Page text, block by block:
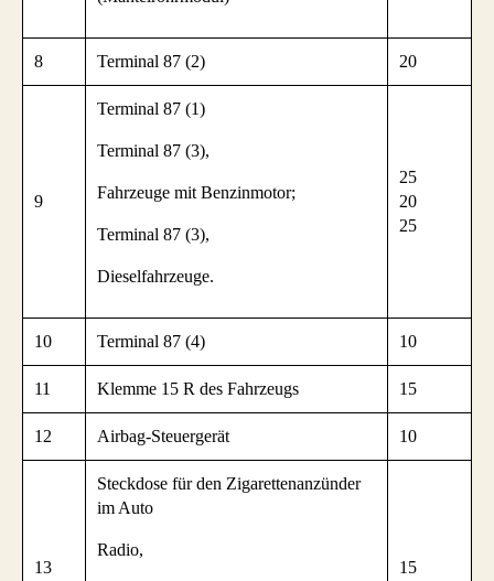
8 Terminal 87 (2) 20
9
Terminal 87 (1)
Terminal 87 (3),
Fahrzeuge mit Benzinmotor;
Terminal 87 (3),
Dieselfahrzeuge.
25
20
25
10 Terminal 87 (4) 10
11 Klemme 15 R des Fahrzeugs 15
12 Airbag-Steuergerät 10
13
Steckdose für den Zigarettenanzünder
im Auto
Radio,
15